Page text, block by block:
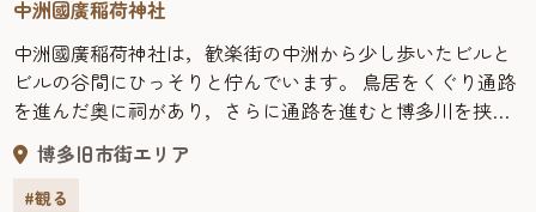
中洲國廣稲荷神社
中洲國廣稲荷神社は，歓楽街の中洲から少し歩いたビルと
ビルの谷間にひっそりと佇んでいます。 鳥居をくぐり通路
を進んだ奥に祠があり，さらに通路を進むと博多川を挟ん
だ向こう側に複合施設の博多リバレインが現れます。 毎年
10月に中洲の歓楽街を中心に行われる中洲祭では，総勢500
人の女性が神輿を担ぐ「中州國廣女みこし」がこの神社か
博多旧市街エリア
#観る